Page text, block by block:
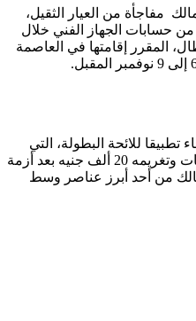
مفاجأة من العيار الثقيل،
من حسابات الجهاز الفني خلال
المقرر إقامتها في العاصمة
للائحة البطولة، التي
تنص على إيقاف اللاعب أربع مباريات وتغريمه 20 ألف جنيه بعد أزمة
من أحد أبرز عناصر وسط